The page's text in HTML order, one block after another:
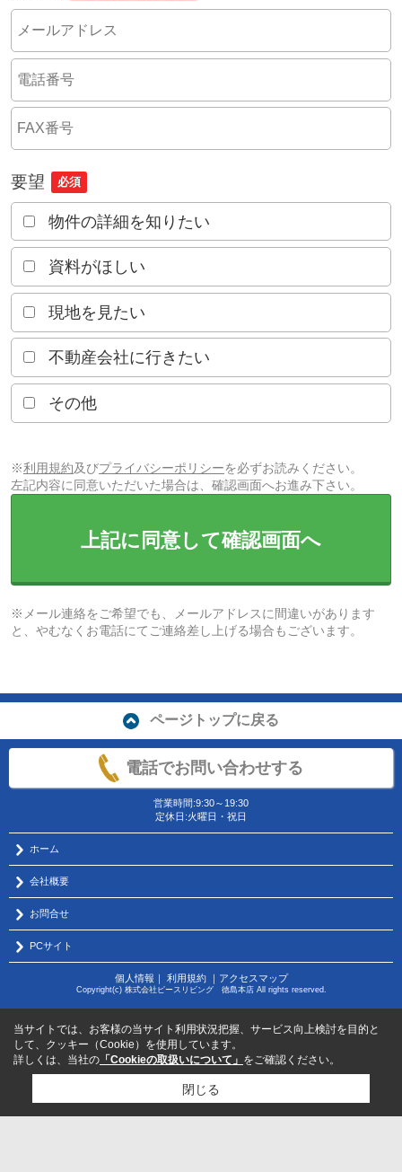
要望 必須
物件の詳細を知りたい
資料がほしい
現地を見たい
不動産会社に行きたい
その他
※利用規約及びプライバシーポリシーを必ずお読みください。
左記内容に同意いただいた場合は、確認画面へお進み下さい。
上記に同意して確認画面へ
※メール連絡をご希望でも、メールアドレスに間違いがあります
と、やむなくお電話にてご連絡差し上げる場合もございます。
ページトップに戻る
電話でお問い合わせする
営業時間:9:30～19:30
定休日:火曜日・祝日
ホーム
会社概要
お問合せ
PCサイト
個人情報 ｜ 利用規約｜ アクセスマップ
Copyright(c) 株式会社ピースリビング 徳島本店 All rights reserved.
当サイトでは、お客様の当サイト利用状況把握、サービス向上検討を目的と
して、クッキー（Cookie）を使用しています。
詳しくは、当社の 「Cookieの取扱いについて」 をご確認ください。
閉じる